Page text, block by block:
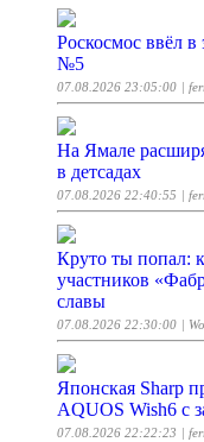
Роскосмос ввёл
№5
07.08.2026 23:05:00 |
На Ямале
в детсадах
07.08.2026 22:40:55 |
Круто ты попал:
участников
славы
07.08.2026 22:30:00 |
Японская Sharp
AQUOS Wish6 с
07.08.2026 22:22:23 |